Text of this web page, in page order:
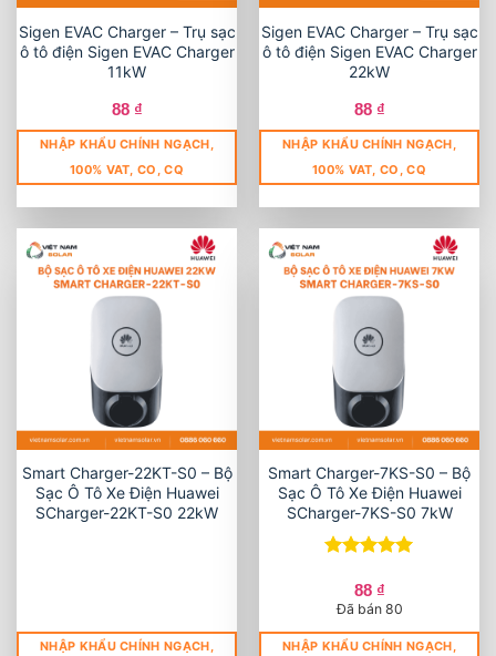
Sigen EVAC Charger – Trụ sạc
ô tô điện Sigen EVAC Charger
11kW
88 ₫
NHẬP KHẨU CHÍNH NGẠCH,
100% VAT, CO, CQ
Sigen EVAC Charger – Trụ sạc
ô tô điện Sigen EVAC Charger
22kW
88 ₫
NHẬP KHẨU CHÍNH NGẠCH,
100% VAT, CO, CQ
Smart Charger-22KT-S0 – Bộ
Sạc Ô Tô Xe Điện Huawei
SCharger-22KT-S0 22kW
NHẬP KHẨU CHÍNH NGẠCH,
Smart Charger-7KS-S0 – Bộ
Sạc Ô Tô Xe Điện Huawei
SCharger-7KS-S0 7kW
hạng5 5
sao
88 ₫
Đã bán 80
NHẬP KHẨU CHÍNH NGẠCH,